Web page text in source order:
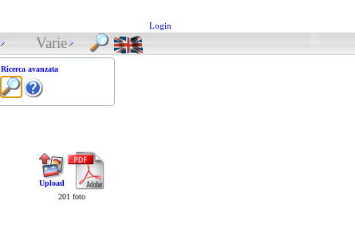
Login
Varie
Ricerca avanzata
Upload
201 foto